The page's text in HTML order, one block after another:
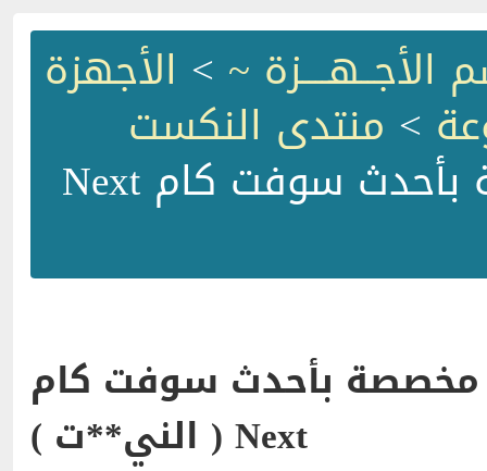
~
> الأجهزة
> منتدى النكست
> صفحة مخصصة بأحدث سوفت كام Next
بأحدث سوفت كام
Next ( الني**ت )